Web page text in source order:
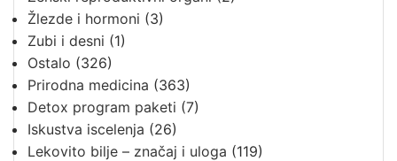
Žlezde i hormoni (3)
Zubi i desni (1)
Ostalo (326)
Prirodna medicina (363)
Detox program paketi (7)
Iskustva iscelenja (26)
Lekovito bilje – značaj i uloga (119)